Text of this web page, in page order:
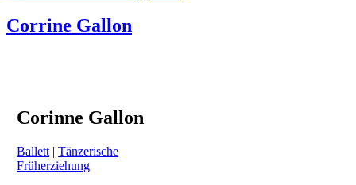
Corrine Gallon
Corinne Gallon
Ballett| Tänzerische
Früherziehung